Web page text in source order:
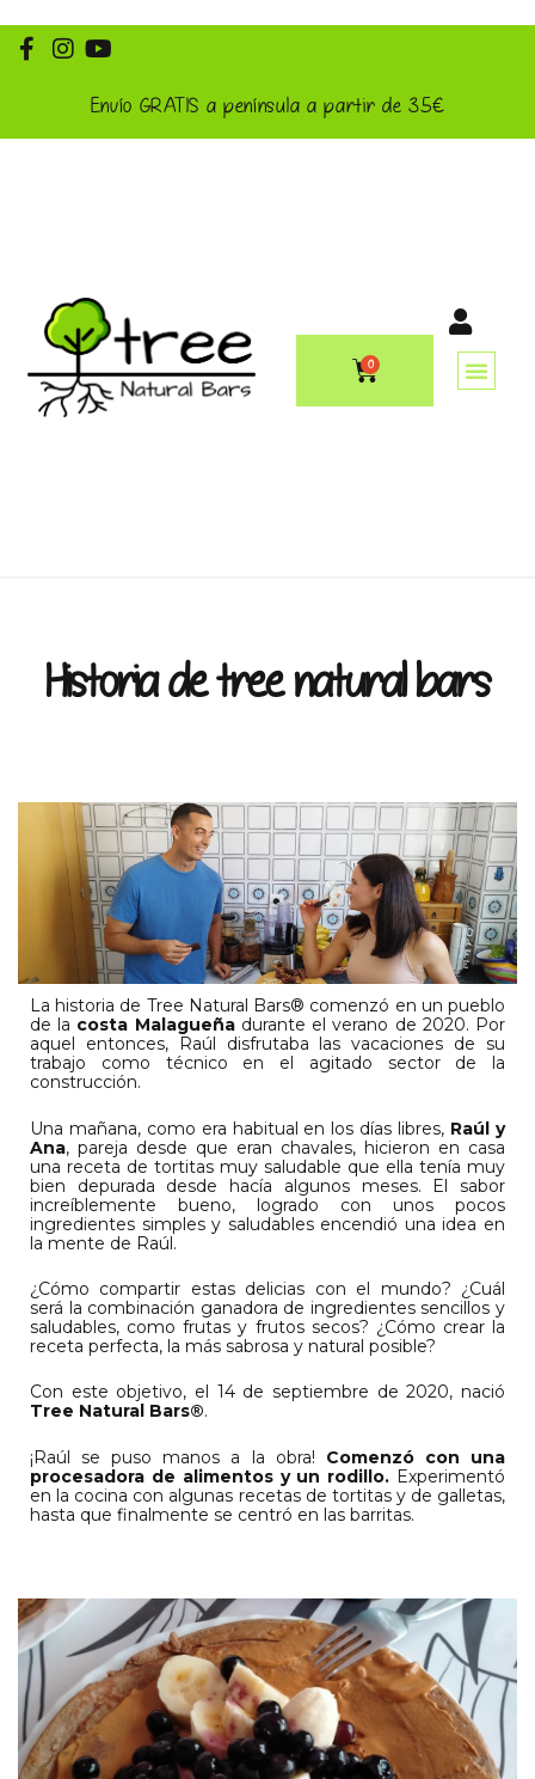
contenido
Envío GRATIS a península a partir de 35€
0
CARRITO
Historia de tree natural bars
La historia de Tree Natural Bars® comenzó en un pueblo
de la costa Malagueñadurante el verano de 2020. Por
aquel entonces, Raúl disfrutaba las vacaciones de su
trabajo como técnico en el agitado sector de la
construcción.
Una mañana, como era habitual en los días libres, Raúl y
Ana, pareja desde que eran chavales, hicieron en casa
una receta de tortitas muy saludable que ella tenía muy
bien depurada desde hacía algunos meses. El sabor
increíblemente bueno, logrado con unos pocos
ingredientes simples y saludables encendió una idea en
la mente de Raúl.
¿Cómo compartir estas delicias con el mundo? ¿Cuál
será la combinación ganadora de ingredientes sencillos y
saludables, como frutas y frutos secos? ¿Cómo crear la
receta perfecta, la más sabrosa y natural posible?
Con este objetivo, el 14 de septiembre de 2020, nació
Tree Natural Bars®.
¡Raúl se puso manos a la obra! Comenzó con una
procesadora de alimentos y un rodillo. Experimentó
en la cocina con algunas recetas de tortitas y de galletas,
hasta que finalmente se centró en las barritas.